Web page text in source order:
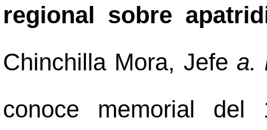
regional sobre
Chinchilla Mora, Jefe a.
conoce memorial del